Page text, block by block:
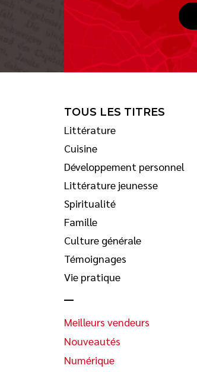
TOUS LES TITRES
Littérature
Cuisine
Développement personnel
Littérature jeunesse
Spiritualité
Famille
Culture générale
Témoignages
Vie pratique
Meilleurs vendeurs
Nouveautés
Numérique